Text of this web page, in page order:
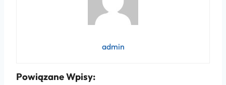
admin
Powiązane Wpisy: